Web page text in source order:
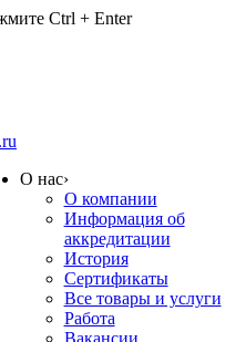
Ctrl + Enter
О нас›
О компании
Информация об
аккредитации
История
Сертификаты
Все товары и услуги
Работа
Вакансии